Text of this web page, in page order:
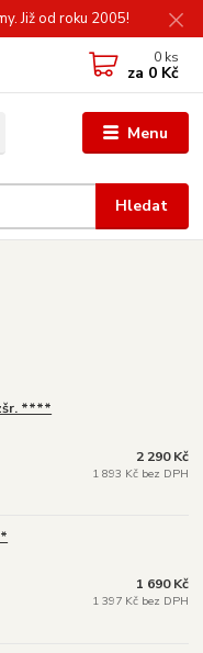
Již od roku 2005!
Menu
Hledat
0 ks
za 0 Kč
****
2 290 Kč
1 893 Kč bez DPH
1 690 Kč
1 397 Kč bez DPH